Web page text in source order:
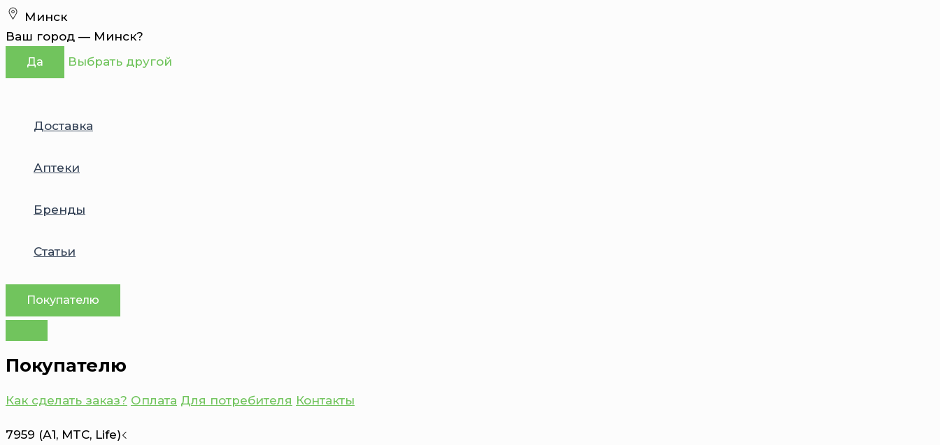
Перейти
к
содержимому
Минск
Ваш город — Минск?
Да Выбрать другой
Доставка
Аптеки
Бренды
Статьи
Покупателю
Покупателю
Как сделать заказ? Оплата Для потребителя Контакты
7959 (А1, MTC, Life)